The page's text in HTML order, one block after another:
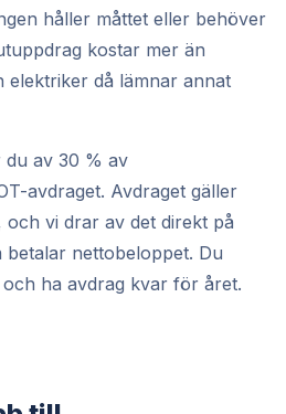
håller måttet eller behöver
kostar mer än
elektriker då lämnar annat
av 30 % av
avdraget. Avdraget gäller
och vi drar av det direkt på
nettobeloppet. Du
ha avdrag kvar för året.